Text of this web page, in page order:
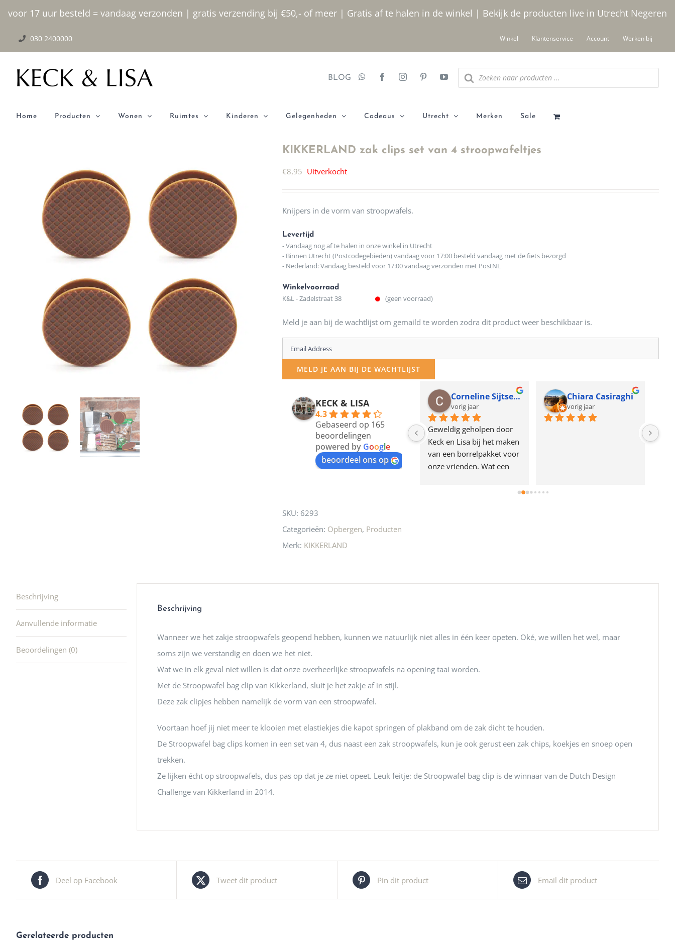
voor 17 uur besteld = vandaag verzonden | gratis verzending bij €50,- of meer | Gratis af te halen in de winkel | Bekijk de producten live in Utrecht Negeren
inhoud
030 2400000 Winkel Klantenservice Account Werken bij
BLOG
Producten
zoeken
Home Producten Wonen Ruimtes Kinderen Gelegenheden Cadeaus Utrecht Merken Sale
KIKKERLAND zak clips set van 4 stroopwafeltjes
€8,95 Uitverkocht
Knijpers in de vorm van stroopwafels.
Levertijd
- Vandaag nog af te halen in onze winkel in Utrecht
- Binnen Utrecht (Postcodegebieden) vandaag voor 17:00 besteld vandaag met de fiets bezorgd
- Nederland: Vandaag besteld voor 17:00 vandaag verzonden met PostNL
Winkelvoorraad
K&L - Zadelstraat 38 (geen voorraad)
Meld je aan bij de wachtlijst om gemaild te worden zodra dit product weer beschikbaar is.
Enter
your
email
MELD JE AAN BIJ DE WACHTLIJST
KECK & LISA
4.3
Gebaseerd op 165
beoordelingen
powered by Google
beoordeel ons op
ook heel aardig en gezellig
12 maanden geleden
Waarom in hemelsnaam
de woonwinkel op de
klippen  laten lopen? Waar
moeten nu de design
Corneline Sijtsema
vorig jaar
Geweldig geholpen door
Keck en Lisa bij het maken
van een borrelpakket voor
onze vrienden. Wat een
Chiara Casiraghi
vorig jaar
SKU: 6293
Categorieën: Opbergen, Producten
Merk: KIKKERLAND
Beschrijving
Aanvullende informatie
Beoordelingen (0)
Beschrijving
Wanneer we het zakje stroopwafels geopend hebben, kunnen we natuurlijk niet alles in één keer opeten. Oké, we willen het wel, maar
soms zijn we verstandig en doen we het niet.
Wat we in elk geval niet willen is dat onze overheerlijke stroopwafels na opening taai worden.
Met de Stroopwafel bag clip van Kikkerland, sluit je het zakje af in stijl.
Deze zak clipjes hebben namelijk de vorm van een stroopwafel.
Voortaan hoef jij niet meer te klooien met elastiekjes die kapot springen of plakband om de zak dicht te houden.
De Stroopwafel bag clips komen in een set van 4, dus naast een zak stroopwafels, kun je ook gerust een zak chips, koekjes en snoep open
trekken.
Ze lijken écht op stroopwafels, dus pas op dat je ze niet opeet. Leuk feitje: de Stroopwafel bag clip is de winnaar van de Dutch Design
Challenge van Kikkerland in 2014.
Deel op Facebook Tweet dit product Pin dit product Email dit product
Gerelateerde producten